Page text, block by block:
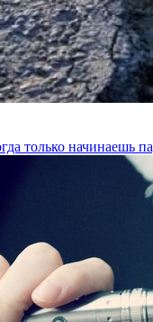
только начинаешь